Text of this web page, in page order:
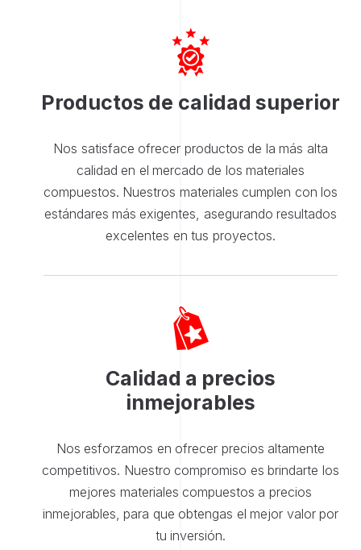
Productos de calidad superior
Nos satisface ofrecer productos de la más alta
calidad en el mercado de los materiales
compuestos. Nuestros materiales cumplen con los
estándares más exigentes, asegurando resultados
excelentes en tus proyectos.
Calidad a precios
inmejorables
Nos esforzamos en ofrecer precios altamente
competitivos. Nuestro compromiso es brindarte los
mejores materiales compuestos a precios
inmejorables, para que obtengas el mejor valor por
tu inversión.